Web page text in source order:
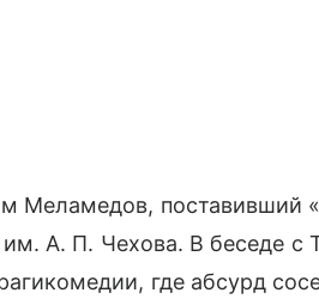
Меламедов, поставивший
А. П. Чехова. В беседе с
где абсурд